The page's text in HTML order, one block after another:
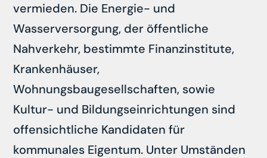
vermieden. Die Energie- und
Wasserversorgung, der öffentliche
Nahverkehr, bestimmte Finanzinstitute,
Krankenhäuser,
Wohnungsbaugesellschaften, sowie
Kultur- und Bildungseinrichtungen sind
offensichtliche Kandidaten für
kommunales Eigentum. Unter Umständen